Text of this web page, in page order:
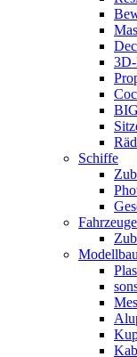
Schiffe
Fahrzeuge